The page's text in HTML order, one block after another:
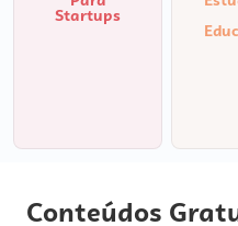
Startups
Conteúdos